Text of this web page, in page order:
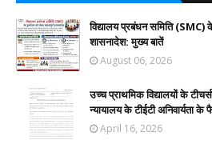
विद्यालय प्रबंधन समिति (SMC)
शासनादेश: मुख्य बातें
August 06, 2026
उच्च प्राथमिक विद्यालयों के
न्यायालय के टीईटी
April 16, 2026